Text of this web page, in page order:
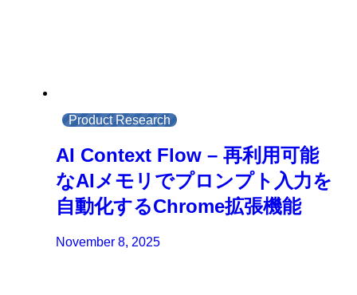
Product Research
AI Context Flow – 再利用可能
なAIメモリでプロンプト入力を
自動化するChrome拡張機能
November 8, 2025